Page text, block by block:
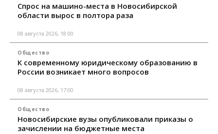
Спрос на машино-места в Новосибирской
области вырос в полтора раза
08 августа 2026, 18:00
Общество
К современному юридическому образованию в
России возникает много вопросов
08 августа 2026, 17:00
Общество
Новосибирские вузы опубликовали приказы о
зачислении на бюджетные места